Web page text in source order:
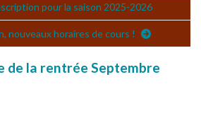
pour la saison 2025-2026
nouveaux horaires de cours !
de la rentrée Septembre